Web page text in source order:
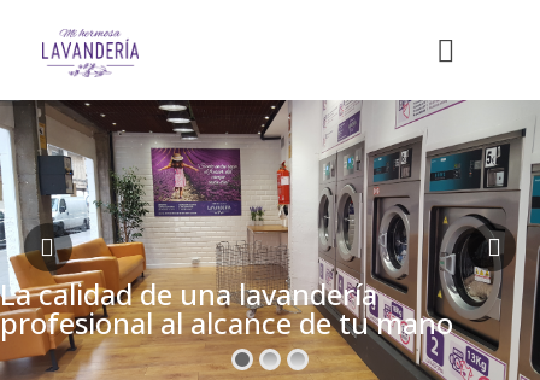
La calidad de una lavandería
profesional al alcance de tu mano